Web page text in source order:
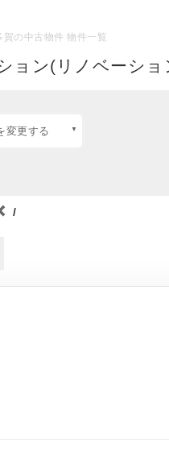
賀の中古物件 物件一覧
ョン(リノベーシ
変更する
/